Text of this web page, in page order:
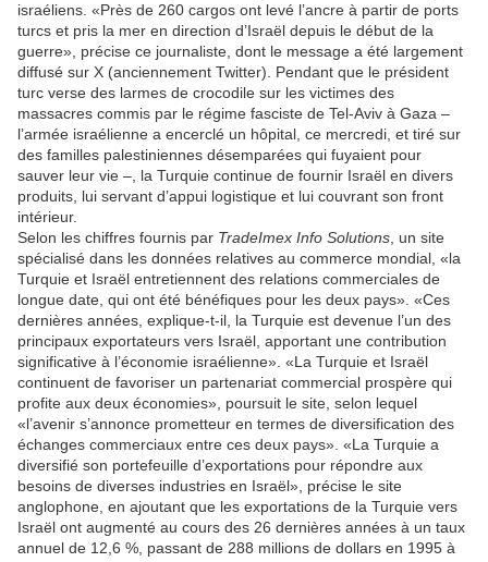
israéliens. «Près de 260 cargos ont levé l’ancre à partir de ports
turcs et pris la mer en direction d’Israël depuis le début de la
guerre», précise ce journaliste, dont le message a été largement
diffusé sur X (anciennement Twitter). Pendant que le président
turc verse des larmes de crocodile sur les victimes des
massacres commis par le régime fasciste de Tel-Aviv à Gaza –
l’armée israélienne a encerclé un hôpital, ce mercredi, et tiré sur
des familles palestiniennes désemparées qui fuyaient pour
sauver leur vie –, la Turquie continue de fournir Israël en divers
produits, lui servant d’appui logistique et lui couvrant son front
intérieur.
Selon les chiffres fournis par TradeImex Info Solutions , un site
spécialisé dans les données relatives au commerce mondial, «la
Turquie et Israël entretiennent des relations commerciales de
longue date, qui ont été bénéfiques pour les deux pays». «Ces
dernières années, explique-t-il, la Turquie est devenue l’un des
principaux exportateurs vers Israël, apportant une contribution
significative à l’économie israélienne». «La Turquie et Israël
continuent de favoriser un partenariat commercial prospère qui
profite aux deux économies», poursuit le site, selon lequel
«l’avenir s’annonce prometteur en termes de diversification des
échanges commerciaux entre ces deux pays». «La Turquie a
diversifié son portefeuille d’exportations pour répondre aux
besoins de diverses industries en Israël», précise le site
anglophone, en ajoutant que les exportations de la Turquie vers
Israël ont augmenté au cours des 26 dernières années à un taux
annuel de 12,6 %, passant de 288 millions de dollars en 1995 à